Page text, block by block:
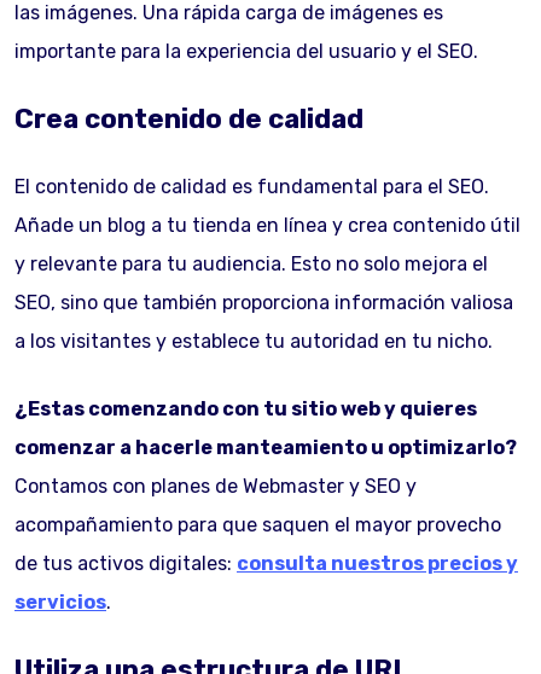
las imágenes. Una rápida carga de imágenes es
importante para la experiencia del usuario y el SEO.
Crea contenido de calidad
El contenido de calidad es fundamental para el SEO.
Añade un blog a tu tienda en línea y crea contenido útil
y relevante para tu audiencia. Esto no solo mejora el
SEO, sino que también proporciona información valiosa
a los visitantes y establece tu autoridad en tu nicho.
¿Estas comenzando con tu sitio web y quieres
comenzar a hacerle manteamiento u optimizarlo?
Contamos con planes de Webmaster y SEO y
acompañamiento para que saquen el mayor provecho
de tus activos digitales: consulta nuestros precios y
servicios.